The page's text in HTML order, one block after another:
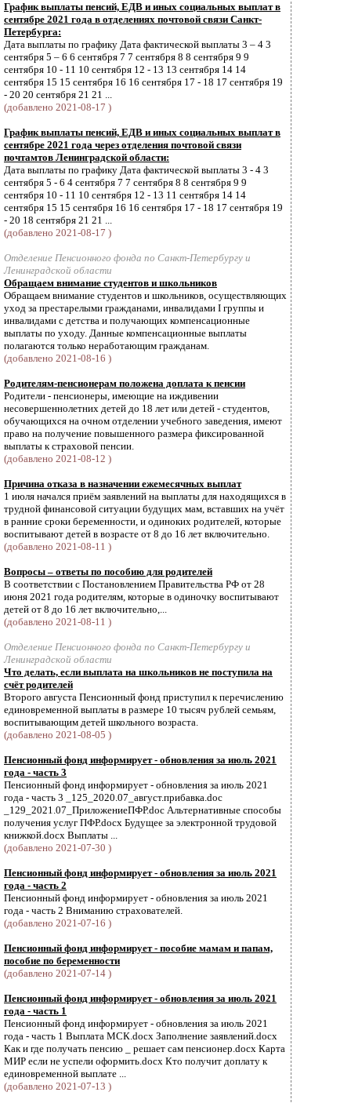
График выплаты пенсий, ЕДВ и иных социальных выплат в
сентябре 2021 года в отделениях почтовой связи Санкт-
Петербурга:
Дата выплаты по графику Дата фактической выплаты 3 – 4 3
сентября 5 – 6 6 сентября 7 7 сентября 8 8 сентября 9 9
сентября 10 - 11 10 сентября 12 - 13 13 сентября 14 14
сентября 15 15 сентября 16 16 сентября 17 - 18 17 сентября 19
- 20 20 сентября 21 21 ...
(добавлено 2021-08-17 )
График выплаты пенсий, ЕДВ и иных социальных выплат в
сентябре 2021 года через отделения почтовой связи
почтамтов Ленинградской области:
Дата выплаты по графику Дата фактической выплаты 3 - 4 3
сентября 5 - 6 4 сентября 7 7 сентября 8 8 сентября 9 9
сентября 10 - 11 10 сентября 12 - 13 11 сентября 14 14
сентября 15 15 сентября 16 16 сентября 17 - 18 17 сентября 19
- 20 18 сентября 21 21 ...
(добавлено 2021-08-17 )
Отделение Пенсионного фонда по Санкт-Петербургу и
Ленинградской области
Обращаем внимание студентов и школьников
Обращаем внимание студентов и школьников, осуществляющих
уход за престарелыми гражданами, инвалидами I группы и
инвалидами с детства и получающих компенсационные
выплаты по уходу. Данные компенсационные выплаты
полагаются только неработающим гражданам.
(добавлено 2021-08-16 )
Родителям-пенсионерам положена доплата к пенсии
Родители - пенсионеры, имеющие на иждивении
несовершеннолетних детей до 18 лет или детей - студентов,
обучающихся на очном отделении учебного заведения, имеют
право на получение повышенного размера фиксированной
выплаты к страховой пенсии.
(добавлено 2021-08-12 )
Причина отказа в назначении ежемесячных выплат
1 июля начался приём заявлений на выплаты для находящихся в
трудной финансовой ситуации будущих мам, вставших на учёт
в ранние сроки беременности, и одиноких родителей, которые
воспитывают детей в возрасте от 8 до 16 лет включительно.
(добавлено 2021-08-11 )
Вопросы – ответы по пособию для родителей
В соответствии с Постановлением Правительства РФ от 28
июня 2021 года родителям, которые в одиночку воспитывают
детей от 8 до 16 лет включительно,...
(добавлено 2021-08-11 )
Отделение Пенсионного фонда по Санкт-Петербургу и
Ленинградской области
Что делать, если выплата на школьников не поступила на
счёт родителей
Второго августа Пенсионный фонд приступил к перечислению
единовременной выплаты в размере 10 тысяч рублей семьям,
воспитывающим детей школьного возраста.
(добавлено 2021-08-05 )
Пенсионный фонд информирует - обновления за июль 2021
года - часть 3
Пенсионный фонд информирует - обновления за июль 2021
года - часть 3 _125_2020.07_август.прибавка.doc
_129_2021.07_ПриложениеПФР.doc Альтернативные способы
получения услуг ПФР.docx Будущее за электронной трудовой
книжкой.docx Выплаты ...
(добавлено 2021-07-30 )
Пенсионный фонд информирует - обновления за июль 2021
года - часть 2
Пенсионный фонд информирует - обновления за июль 2021
года - часть 2 Вниманию страхователей.
(добавлено 2021-07-16 )
Пенсионный фонд информирует - пособие мамам и папам,
пособие по беременности
(добавлено 2021-07-14 )
Пенсионный фонд информирует - обновления за июль 2021
года - часть 1
Пенсионный фонд информирует - обновления за июль 2021
года - часть 1 Выплата МСК.docx Заполнение заявлений.docx
Как и где получать пенсию _ решает сам пенсионер.docx Карта
МИР если не успели оформить.docx Кто получит доплату к
единовременной выплате ...
(добавлено 2021-07-13 )